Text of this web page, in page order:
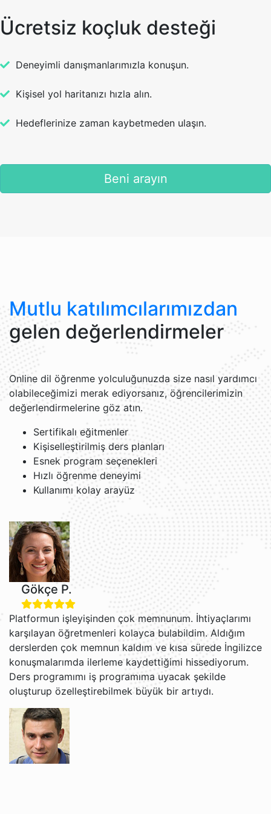
Ücretsiz koçluk desteği
Deneyimli danışmanlarımızla konuşun.
Kişisel yol haritanızı hızla alın.
Hedeflerinize zaman kaybetmeden ulaşın.
Beni arayın
Mutlu katılımcılarımızdan
gelen değerlendirmeler
Online dil öğrenme yolculuğunuzda size nasıl yardımcı
olabileceğimizi merak ediyorsanız, öğrencilerimizin
değerlendirmelerine göz atın.
Sertifikalı eğitmenler
Kişiselleştirilmiş ders planları
Esnek program seçenekleri
Hızlı öğrenme deneyimi
Kullanımı kolay arayüz
Gökçe P.
Platformun işleyişinden çok memnunum. İhtiyaçlarımı
karşılayan öğretmenleri kolayca bulabildim. Aldığım
derslerden çok memnun kaldım ve kısa sürede İngilizce
konuşmalarımda ilerleme kaydettiğimi hissediyorum.
Ders programımı iş programıma uyacak şekilde
oluşturup özelleştirebilmek büyük bir artıydı.